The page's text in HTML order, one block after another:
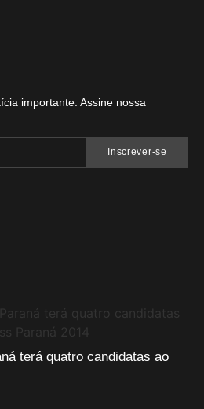
importante. Assine nossa
Inscrever-se
terá quatro candidatas ao